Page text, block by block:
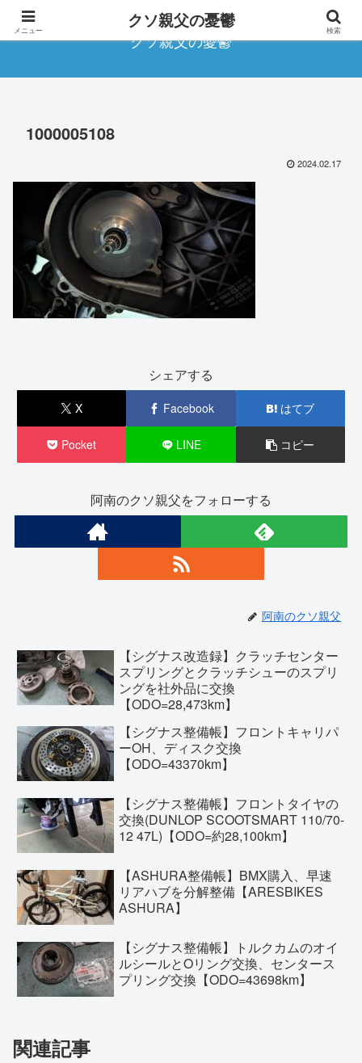
クソ親父の憂鬱
1000005108
2024.02.17
シェアする
X Facebook はてブ
Pocket LINE コピー
阿南のクソ親父をフォローする
阿南のクソ親父
【シグナス改造録】クラッチセンター
スプリングとクラッチシューのスプリ
ングを社外品に交換
【ODO=28,473km】
【シグナス整備帳】フロントキャリパ
ーOH、ディスク交換
【ODO=43370km】
【シグナス整備帳】フロントタイヤの
交換(DUNLOP SCOOTSMART 110/70-
12 47L)【ODO=約28,100km】
【ASHURA整備帳】BMX購入、早速
リアハブを分解整備【ARESBIKES
ASHURA】
【シグナス整備帳】トルクカムのオイ
ルシールとOリング交換、センタース
プリング交換【ODO=43698km】
関連記事
メニュー クソ親父の憂鬱 検索